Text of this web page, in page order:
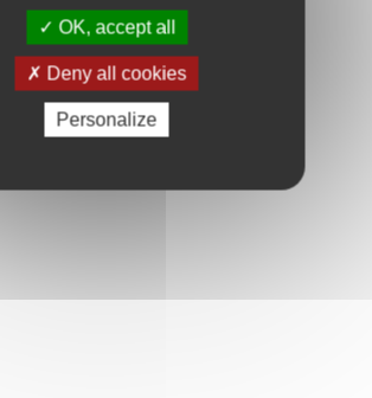
OK, accept all
Deny all cookies
Personalize